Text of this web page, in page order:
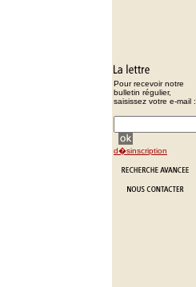
Pour recevoir notre
bulletin régulier,
saisissez votre e-mail :
d�sinscription